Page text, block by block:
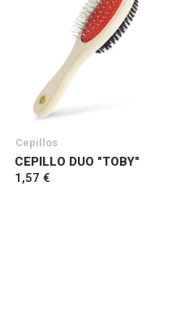
Cepillos
CEPILLO DUO "TOBY"
1,57 €